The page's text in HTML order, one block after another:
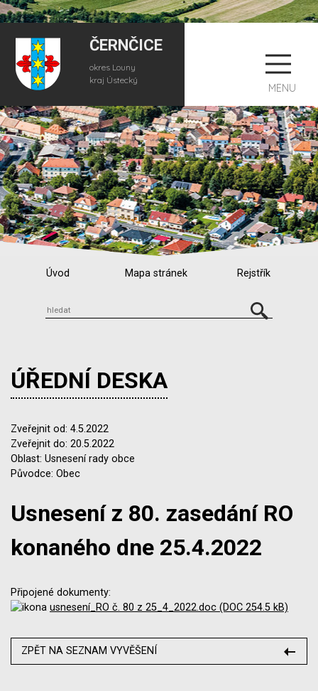
ČERNČICE
okres Louny
kraj Ústecký
MENU
Úvod Mapa stránek Rejstřík
ÚŘEDNÍ DESKA
Zveřejnit od: 4.5.2022
Zveřejnit do: 20.5.2022
Oblast: Usnesení rady obce
Původce: Obec
Usnesení z 80. zasedání RO
konaného dne 25.4.2022
Připojené dokumenty:
usnesení_RO č. 80 z 25_4_2022.doc (DOC 254.5 kB)
ZPĚT NA SEZNAM VYVĚŠENÍ